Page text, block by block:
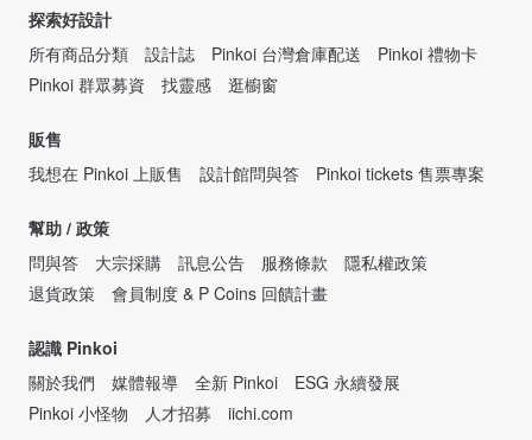
探索好設計
所有商品分類
設計誌 Pinkoi 台灣倉庫配送
Pinkoi 禮物卡
Pinkoi 群眾募資
找靈感 逛櫥窗
販售
我想在 Pinkoi 上販售
設計館問與答 Pinkoi tickets 售票專案
幫助 / 政策
問與答
大宗採購 訊息公告 服務條款
隱私權政策
退貨政策
會員制度 & P Coins 回饋計畫
認識 Pinkoi
關於我們
媒體報導 全新 Pinkoi
ESG 永續發展
Pinkoi 小怪物
人才招募 iichi.com